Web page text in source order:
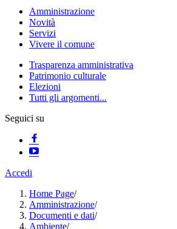
Amministrazione
Novità
Servizi
Vivere il comune
Trasparenza amministrativa
Patrimonio culturale
Elezioni
Tutti gli argomenti...
Seguici su
Accedi
Home Page/
Amministrazione/
Documenti e dati/
Ambiente/